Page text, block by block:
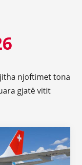
njoftimet tona
gjatë vitit